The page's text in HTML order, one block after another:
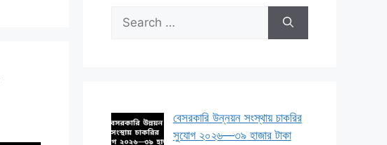
Search
for:
বেসরকারি উন্নয়ন সংস্থায় চাকরির
সুযোগ ২০২৬—৩৯ হাজার টাকা